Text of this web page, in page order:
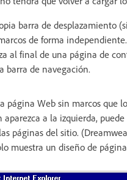
barra de desplazamiento
de forma
al final de una página de
barra de navegación.
página Web sin marcos
aparezca a la izquierda,
páginas del sitio.
muestra un diseño de